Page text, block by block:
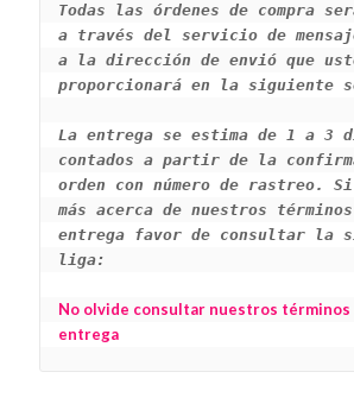
Todas las órdenes de compra
a través del servicio de
a la dirección de envió que
proporcionará en la siguiente
La entrega se estima de 1 a 3
contados a partir de la
orden con número de rastreo.
más acerca de nuestros
entrega favor de consultar la
liga:
No olvide consultar nuestros términos
entrega